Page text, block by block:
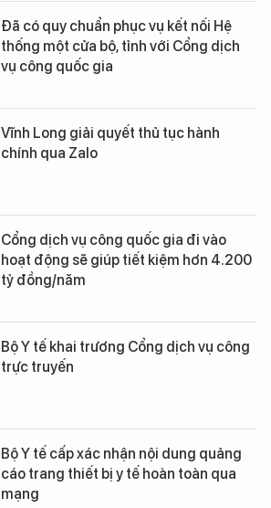
Đã có quy chuẩn phục vụ kết nối Hệ
thống một cửa bộ, tỉnh với Cổng dịch
vụ công quốc gia
Vĩnh Long giải quyết thủ tục hành
chính qua Zalo
Cổng dịch vụ công quốc gia đi vào
hoạt động sẽ giúp tiết kiệm hơn 4.200
tỷ đồng/năm
Bộ Y tế khai trương Cổng dịch vụ công
trực truyến
Bộ Y tế cấp xác nhận nội dung quảng
cáo trang thiết bị y tế hoàn toàn qua
mạng